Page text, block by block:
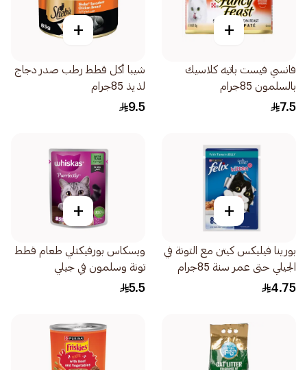
+
فانسي فيست باتيه كلاسيك
بالسلمون 85جرام
7.5
+
شيبا أكل قطط رطب صدر دجاج
لذيذ 85جرام
9.5
+
بورينا فيليكس كيتن مع التونة في
الجيلي حتى عمر سنة 85جرام
4.75
+
ويسكاس بورفيكتلي طعام قطط
تونة وسلمون في جيلي
24×85جرام
5.5